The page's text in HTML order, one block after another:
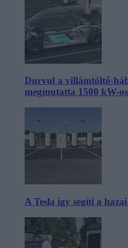
Durvul a villámtöltő-
megmutatta 1500 kW-
A Tesla így segíti a